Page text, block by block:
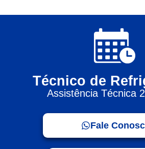
Técnico de
Assistência Técnica
Fale